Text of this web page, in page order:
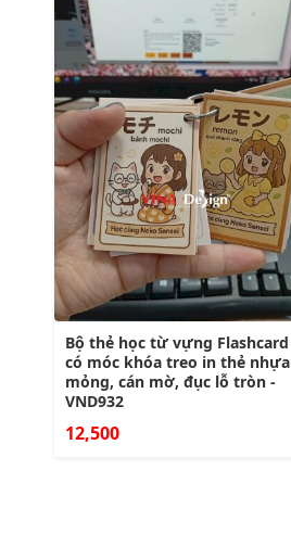
Bộ thẻ học từ vựng Flashcard
có móc khóa treo in thẻ nhựa
mỏng, cán mờ, đục lỗ tròn -
VND932
12,500